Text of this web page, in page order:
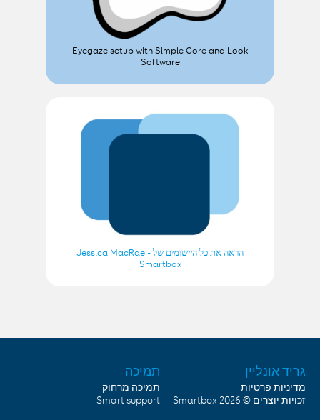
Eyegaze setup with Simple Core and Look
Software
הראה את כל היישומים של Jessica MacRae -
Smartbox
גריד אונליין
מדיניות פרטיות
זכויות יוצרים © 2026
Smartbox
תמיכה
תמיכה מרחוק
Smart support